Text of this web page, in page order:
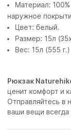
Материал:
наружное
Цвет: белый.
Размер: 15л
Вес: 15л (555 г.)
Рюкзак
ценит комфорт и
Отправляйтесь в
ваши вещи